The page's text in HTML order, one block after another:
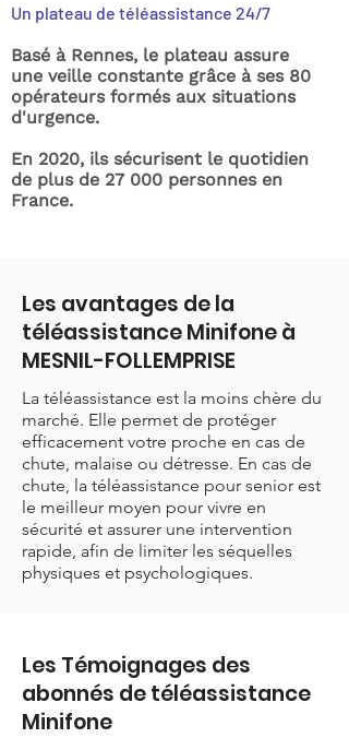
Un plateau de téléassistance 24/7
Basé à Rennes, le plateau assure
une veille constante grâce à ses 80
opérateurs formés aux situations
d'urgence.
En 2020, ils sécurisent le quotidien
de plus de 27 000 personnes en
France.
Les avantages de la
téléassistance Minifone à
MESNIL-FOLLEMPRISE
La téléassistance est la moins chère du
marché. Elle permet de protéger
efficacement votre proche en cas de
chute, malaise ou détresse. En cas de
chute, la téléassistance pour senior est
le meilleur moyen pour vivre en
sécurité et assurer une intervention
rapide, afin de limiter les séquelles
physiques et psychologiques.
Les Témoignages des
abonnés de téléassistance
Minifone